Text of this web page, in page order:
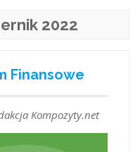
2022
Finansowe
Kompozyty.net